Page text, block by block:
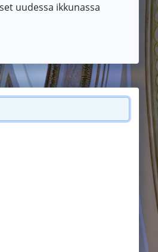
uudessa ikkunassa